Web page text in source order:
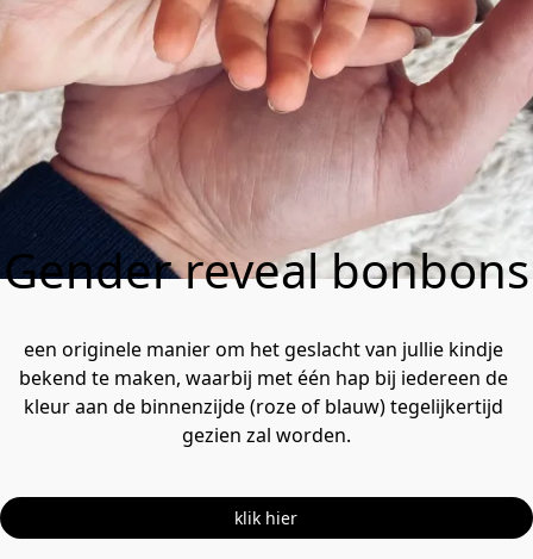
Gender reveal bonbons
een originele manier om het geslacht van jullie kindje
bekend te maken, waarbij met één hap bij iedereen de
kleur aan de binnenzijde (roze of blauw) tegelijkertijd
gezien zal worden.
klik hier